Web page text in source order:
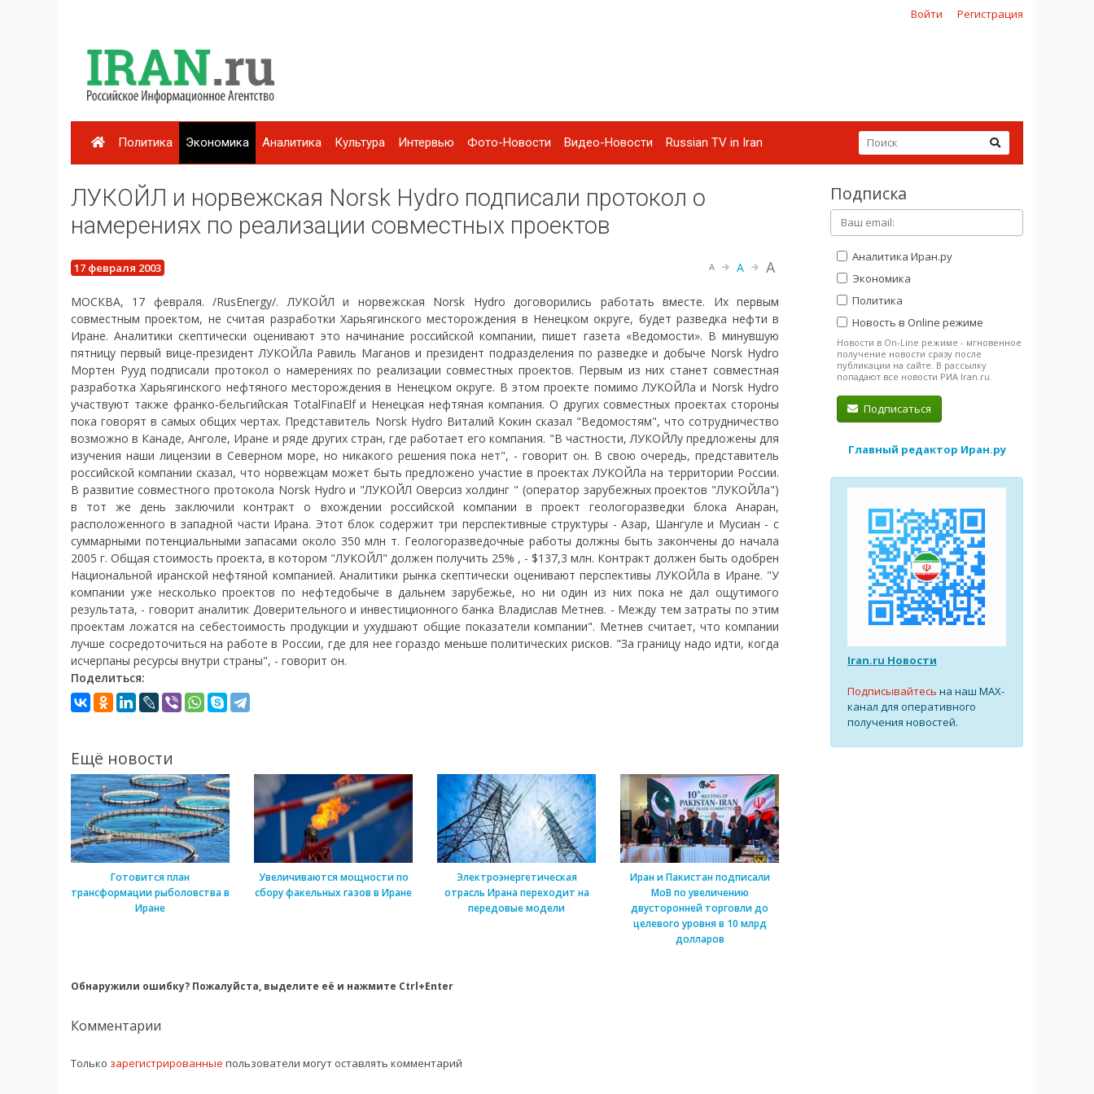
Войти Регистрация
Политика Экономика Аналитика Культура Интервью Фото-Новости Видео-Новости Russian TV in Iran
ЛУКОЙЛ и норвежская Norsk Hydro подписали протокол о
намерениях по реализации совместных проектов
17 февраля 2003 A A A
МОСКВА, 17 февраля. /RusEnergy/. ЛУКОЙЛ и норвежская Norsk Hydro договорились работать вместе. Их первым
совместным проектом, не считая разработки Харьягинского месторождения в Ненецком округе, будет разведка нефти в
Иране. Аналитики скептически оценивают это начинание российской компании, пишет газета «Ведомости». В минувшую
пятницу первый вице-президент ЛУКОЙЛа Равиль Маганов и президент подразделения по разведке и добыче Norsk Hydro
Мортен Рууд подписали протокол о намерениях по реализации совместных проектов. Первым из них станет совместная
разработка Харьягинского нефтяного месторождения в Ненецком округе. В этом проекте помимо ЛУКОЙЛа и Norsk Hydro
участвуют также франко-бельгийская TotalFinaElf и Ненецкая нефтяная компания. О других совместных проектах стороны
пока говорят в самых общих чертах. Представитель Norsk Hydro Виталий Кокин сказал "Ведомостям", что сотрудничество
возможно в Канаде, Анголе, Иране и ряде других стран, где работает его компания. "В частности, ЛУКОЙЛу предложены для
изучения наши лицензии в Северном море, но никакого решения пока нет", - говорит он. В свою очередь, представитель
российской компании сказал, что норвежцам может быть предложено участие в проектах ЛУКОЙЛа на территории России.
В развитие совместного протокола Norsk Hydro и "ЛУКОЙЛ Оверсиз холдинг " (оператор зарубежных проектов "ЛУКОЙЛа")
в тот же день заключили контракт о вхождении российской компании в проект геологоразведки блока Анаран,
расположенного в западной части Ирана. Этот блок содержит три перспективные структуры - Азар, Шангуле и Мусиан - с
суммарными потенциальными запасами около 350 млн т. Геологоразведочные работы должны быть закончены до начала
2005 г. Общая стоимость проекта, в котором "ЛУКОЙЛ" должен получить 25% , - $137,3 млн. Контракт должен быть одобрен
Национальной иранской нефтяной компанией. Аналитики рынка скептически оценивают перспективы ЛУКОЙЛа в Иране. "У
компании уже несколько проектов по нефтедобыче в дальнем зарубежье, но ни один из них пока не дал ощутимого
результата, - говорит аналитик Доверительного и инвестиционного банка Владислав Метнев. - Между тем затраты по этим
проектам ложатся на себестоимость продукции и ухудшают общие показатели компании". Метнев считает, что компании
лучше сосредоточиться на работе в России, где для нее гораздо меньше политических рисков. "За границу надо идти, когда
исчерпаны ресурсы внутри страны", - говорит он.
Поделиться:
Ещё новости
Готовится план
трансформации рыболовства в
Иране
Увеличиваются мощности по
сбору факельных газов в Иране
Электроэнергетическая
отрасль Ирана переходит на
передовые модели
Иран и Пакистан подписали
МоВ по увеличению
двусторонней торговли до
целевого уровня в 10 млрд
долларов
Обнаружили ошибку? Пожалуйста, выделите её и нажмите Ctrl+Enter
Комментарии
Только зарегистрированные пользователи могут оставлять комментарий
Подписка
Аналитика Иран.ру
Экономика
Политика
Новость в Online режиме
Новости в On-Line режиме - мгновенное
получение новости сразу после
публикации на сайте. В рассылку
попадают все новости РИА Iran.ru.
Подписаться
Главный редактор Иран.ру
Iran.ru Новости
Подписывайтесь на наш MAX-
канал для оперативного
получения новостей.